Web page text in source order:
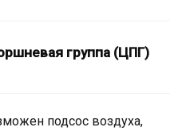
группа (ЦПГ)
подсос воздуха,